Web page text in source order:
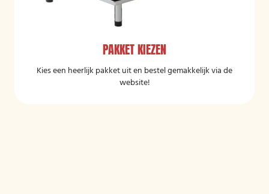
PAKKET KIEZEN
Kies een heerlijk pakket uit en bestel gemakkelijk via de
website!